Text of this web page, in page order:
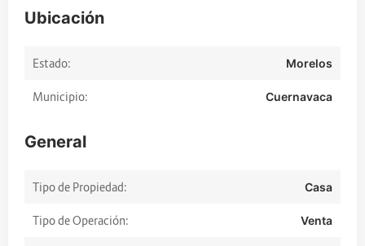
Ubicación
Estado: Morelos
Municipio: Cuernavaca
General
Tipo de Propiedad: Casa
Tipo de Operación: Venta